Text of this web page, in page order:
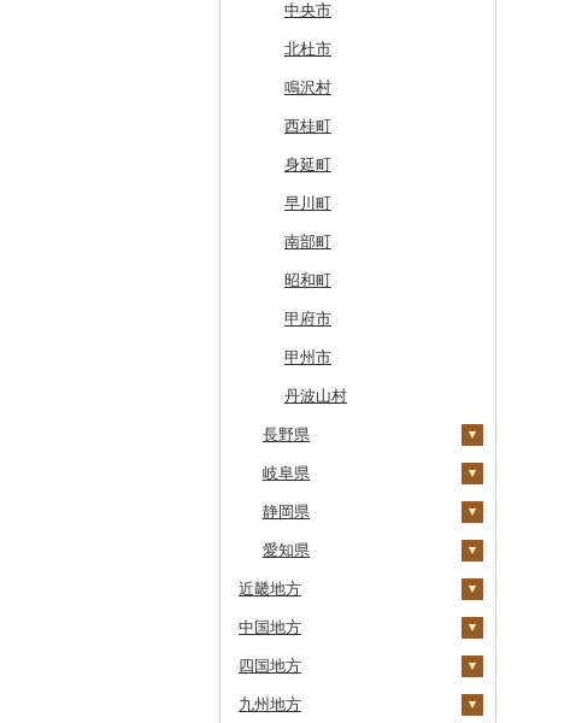
乙部町
根室市
三笠市
東川町
厚真町
奥尻町
網走市
浦河町
広尾町
中札内村
滝川市
比布町
鶴居村
釧路市
苫前町
当別町
占冠村
上士幌町
平取町
六戸町
五所川原市
平川市
蓬田村
中泊町
外ヶ浜町
つがる市
弘前市
鰺ヶ沢町
むつ市
田舎館村
青森県（県庁）
三沢市
西目屋村
雫石町
岩手県（県庁）
一関市
久慈市
西和賀町
北上市
平泉町
洋野町
大船渡市
山田町
大槌町
石巻市
多賀城市
宮城県（県庁）
亘理町
蔵王町
女川町
気仙沼市
美里町
松島町
大和町
大郷町
南三陸町
仙台市
大河原町
角田市
涌谷町
東松島市
美郷町
東成瀬村
五城目町
北秋田市
八峰町
鹿角市
大仙市
八郎潟町
東根市
飯豊町
鮭川村
大蔵村
山辺町
戸沢村
舟形町
最上町
真室川町
寒河江市
西川町
高畠町
山形市
三川町
大江町
米沢市
玉川村
いわき市
南会津町
田村市
磐梯町
三春町
本宮市
柳津町
鮫川村
福島市
新地町
葛尾村
三島町
桑折町
矢吹町
国見町
檜枝岐村
喜多方市
南相馬市
河内町
ひたちなか市
龍ケ崎市
守谷市
常陸大宮市
笠間市
行方市
結城市
城里町
水戸市
鉾田市
桜川市
石岡市
茨城県（県庁）
坂東市
小美玉市
日立市
大子町
鹿嶋市
足利市
那須町
鹿沼市
下野市
益子町
芳賀町
野木町
富岡市
館林市
伊勢崎市
東吾妻町
前橋市
藤岡市
邑楽町
板倉町
嬬恋村
草津町
高崎市
群馬県（県庁）
大泉町
長野原町
中之条町
神川町
東秩父村
横瀬町
三芳町
幸手市
日高市
蓮田市
川越市
宮代町
吉見町
東松山市
入間市
志木市
北本市
桶川市
加須市
三郷市
八潮市
越生町
南房総市
八街市
東金市
九十九里町
いすみ市
東庄町
館山市
大網白里市
一宮町
佐倉市
木更津市
茂原市
野田市
山武市
鴨川市
印西市
神崎町
船橋市
千葉市
中央区
あきる野市
中野区
荒川区
北区
多摩市
稲城市
世田谷区
日の出町
板橋区
渋谷区
千代田区
新宿区
江東区
青梅市
国立市
品川区
福生市
小平市
伊勢原市
小田原市
湯河原町
秦野市
綾瀬市
横須賀市
三浦市
大磯町
箱根町
横浜市
茅ヶ崎市
川崎市
厚木市
海老名市
相模原市
座間市
二宮町
上越市
阿賀野市
津南町
新潟県（県庁）
柏崎市
村上市
妙高市
聖籠町
刈羽村
湯沢町
新潟市
志賀町
加賀市
永平寺町
中央市
北杜市
鳴沢村
西桂町
身延町
早川町
南部町
昭和町
甲府市
甲州市
丹波山村
長野県
高森町
御代田町
飯田市
青木村
南箕輪村
長野県（県庁）
上松町
岐阜県
養老町
八百津町
池田町
関市
瑞穂市
飛騨市
静岡県
下田市
静岡市
吉田町
函南町
藤枝市
愛知県
清須市
田原市
安城市
北名古屋市
近畿地方
三重県
鈴鹿市
伊賀市
滋賀県
長浜市
京都府
中国地方
鳥取県
鳥取県（県庁）
島根県
四国地方
徳島県
九州地方